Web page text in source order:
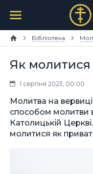
Бібліотека
Як молитися
1 серпня 2023, 00:00
Молитва на
способом молитви
Католицькій
молитися як